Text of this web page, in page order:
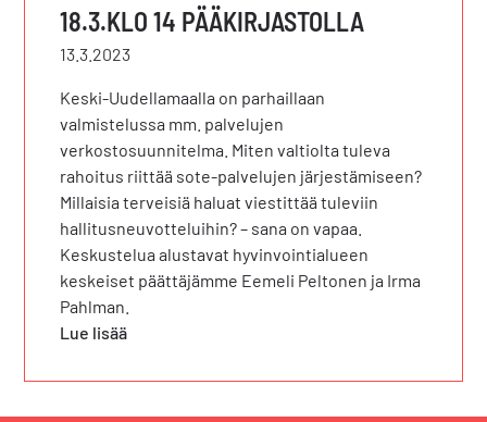
18.3.KLO 14 PÄÄKIRJASTOLLA
13.3.2023
Keski-Uudellamaalla on parhaillaan
valmistelussa mm. palvelujen
verkostosuunnitelma. Miten valtiolta tuleva
rahoitus riittää sote-palvelujen järjestämiseen?
Millaisia terveisiä haluat viestittää tuleviin
hallitusneuvotteluihin? – sana on vapaa.
Keskustelua alustavat hyvinvointialueen
keskeiset päättäjämme Eemeli Peltonen ja Irma
Pahlman.
Lue lisää